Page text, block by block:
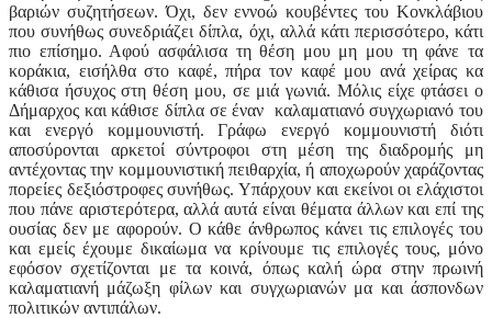
βαριών συζητήσεων. Όχι, δεν εννοώ κουβέντες του Κονκλάβιου
που συνήθως συνεδριάζει δίπλα, όχι, αλλά κάτι περισσότερο, κάτι
πιο επίσημο. Αφού ασφάλισα τη θέση μου μη μου τη φάνε τα
κοράκια, εισήλθα στο καφέ, πήρα τον καφέ μου ανά χείρας κα
κάθισα ήσυχος στη θέση μου, σε μιά γωνιά. Μόλις είχε φτάσει ο
Δήμαρχος και κάθισε δίπλα σε έναν καλαματιανό συγχωριανό του
και ενεργό κομμουνιστή. Γράφω ενεργό κομμουνιστή διότι
αποσύρονται αρκετοί σύντροφοι στη μέση της διαδρομής μη
αντέχοντας την κομμουνιστική πειθαρχία, ή αποχωρούν χαράζοντας
πορείες δεξιόστροφες συνήθως. Υπάρχουν και εκείνοι οι ελάχιστοι
που πάνε αριστερότερα, αλλά αυτά είναι θέματα άλλων και επί της
ουσίας δεν με αφορούν. Ο κάθε άνθρωπος κάνει τις επιλογές του
και εμείς έχουμε δικαίωμα να κρίνουμε τις επιλογές τους, μόνο
εφόσον σχετίζονται με τα κοινά, όπως καλή ώρα στην πρωινή
καλαματιανή μάζωξη φίλων και συγχωριανών μα και άσπονδων
πολιτικών αντιπάλων.